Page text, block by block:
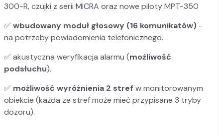
300-R, czujki z serii MICRA oraz nowe piloty MPT-350
✅ wbudowany moduł głosowy (16 komunikatów) -
na potrzeby powiadomienia telefonicznego.
✅ akustyczna weryfikacja alarmu (możliwość
podsłuchu).
✅ możliwość wyróżnienia 2 stref w monitorowanym
obiekcie (każda ze stref może mieć przypisane 3 tryby
dozoru).